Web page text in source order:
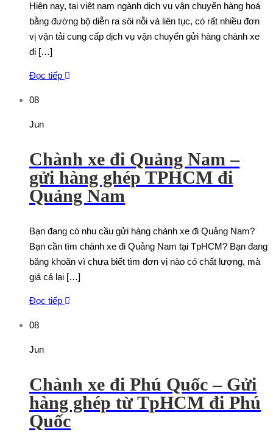
Hiện nay, tại việt nam ngành dịch vụ vận chuyển hàng hoá
bằng đường bộ diễn ra sôi nỗi và liên tục, có rất nhiều đơn
vị vận tải cung cấp dịch vụ vận chuyển gửi hàng chành xe
đi […]
Đọc tiếp
08
Jun
Chành xe đi Quảng Nam –
gửi hàng ghép TPHCM đi
Quảng Nam
Bạn đang có nhu cầu gửi hàng chành xe đi Quảng Nam?
Bạn cần tìm chành xe đi Quảng Nam tại TpHCM? Bạn đang
băng khoăn vì chưa biết tìm đơn vị nào có chất lượng, mà
giá cả lại […]
Đọc tiếp
08
Jun
Chành xe đi Phú Quốc – Gửi
hàng ghép từ TpHCM đi Phú
Quốc